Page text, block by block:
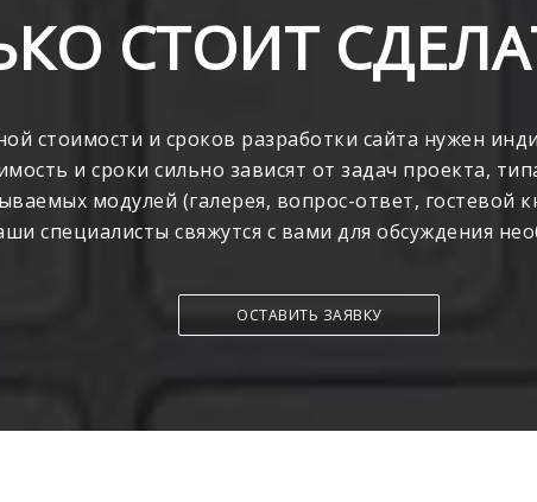
СТОИТ
стоимости и сроков разработки сайта нужен
и сроки сильно зависят от задач проекта,
модулей (галерея, вопрос-ответ, гостевой
специалисты свяжутся с вами для обсуждения
ОСТАВИТЬ ЗАЯВКУ